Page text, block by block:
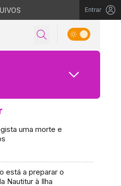
Entrar
uma morte e
está a preparar o
Nautitur à Ilha